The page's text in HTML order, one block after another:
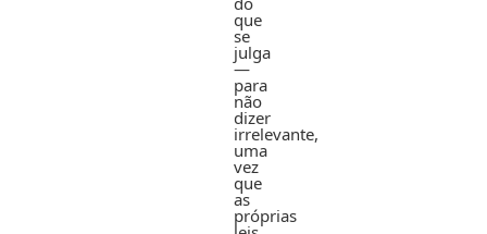
que
se
julga
—
para
não
dizer
irrelevante,
uma
vez
que
as
próprias